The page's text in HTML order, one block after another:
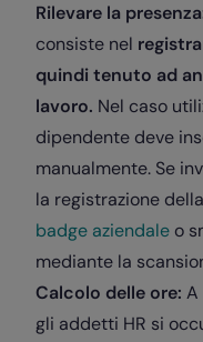
Rilevare la
consiste nel
quindi tenuto ad
lavoro. Nel caso
dipendente deve
manualmente. Se
la registrazione
badge aziendale o
mediante la
Calcolo delle ore: A
gli addetti HR si